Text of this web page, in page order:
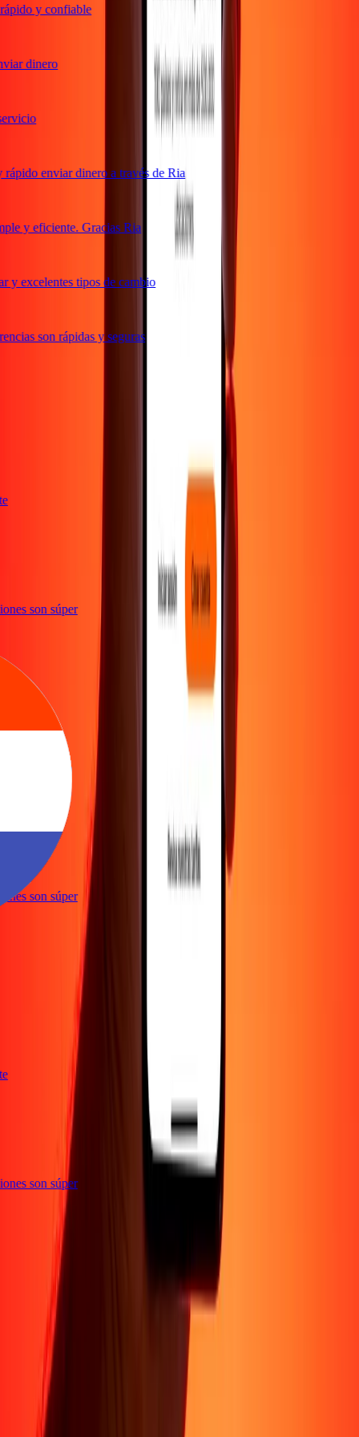
y confiable
dinero
enviar dinero a través de Ria
y eficiente. Gracias Ria
excelentes tipos de cambio
son rápidas y seguras
son súper
son súper
son súper
Acerca de
Conviértete en agenteConviértete en socio
Conviértete en socio estratégico
Carreras Promociones
Transferencia internacional de dinero
Soporte
Política de privacidad
Aviso de cookies
condiciones
Presentar una
reclamación
Conciencia sobre fraude